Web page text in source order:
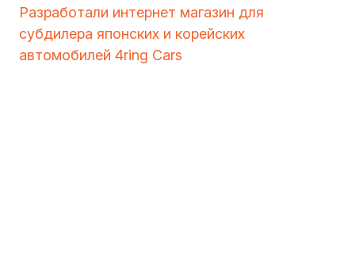
Разработали интернет магазин для
субдилера японских и корейских
автомобилей 4ring Cars